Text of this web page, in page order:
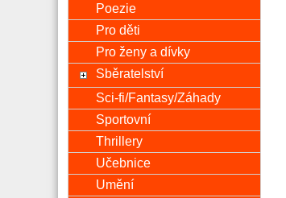
Poezie
Pro děti
Pro ženy a dívky
Sběratelství
Sci-fi/Fantasy/Záhady
Sportovní
Thrillery
Učebnice
Umění